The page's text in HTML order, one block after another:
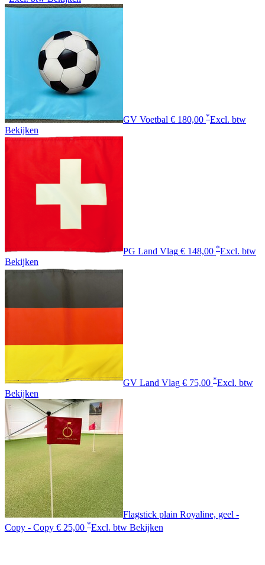
GV Voetbal € 180,00 *Excl. btw
Bekijken
PG Land Vlag € 148,00 *Excl. btw
Bekijken
GV Land Vlag € 75,00 *Excl. btw
Bekijken
Flagstick plain Royaline, geel -
Copy - Copy € 25,00 *Excl. btw Bekijken